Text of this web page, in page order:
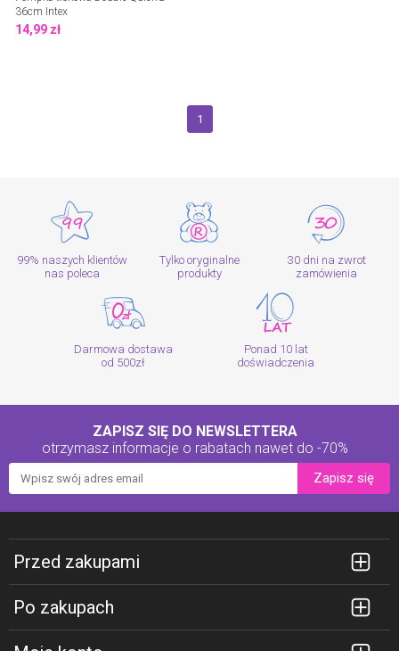
36cm Intex
14,99 zł
1
99% naszych klientów
nas poleca
Tylko oryginalne
produkty
30 dni na zwrot
zamówienia
Darmowa dostawa
od 500zł
Ponad 10 lat
doświadczenia
ZAPISZ SIĘ DO NEWSLETTERA
otrzymasz informacje o rabatach nawet do -70%
Zapisz się
Przed zakupami
Po zakupach